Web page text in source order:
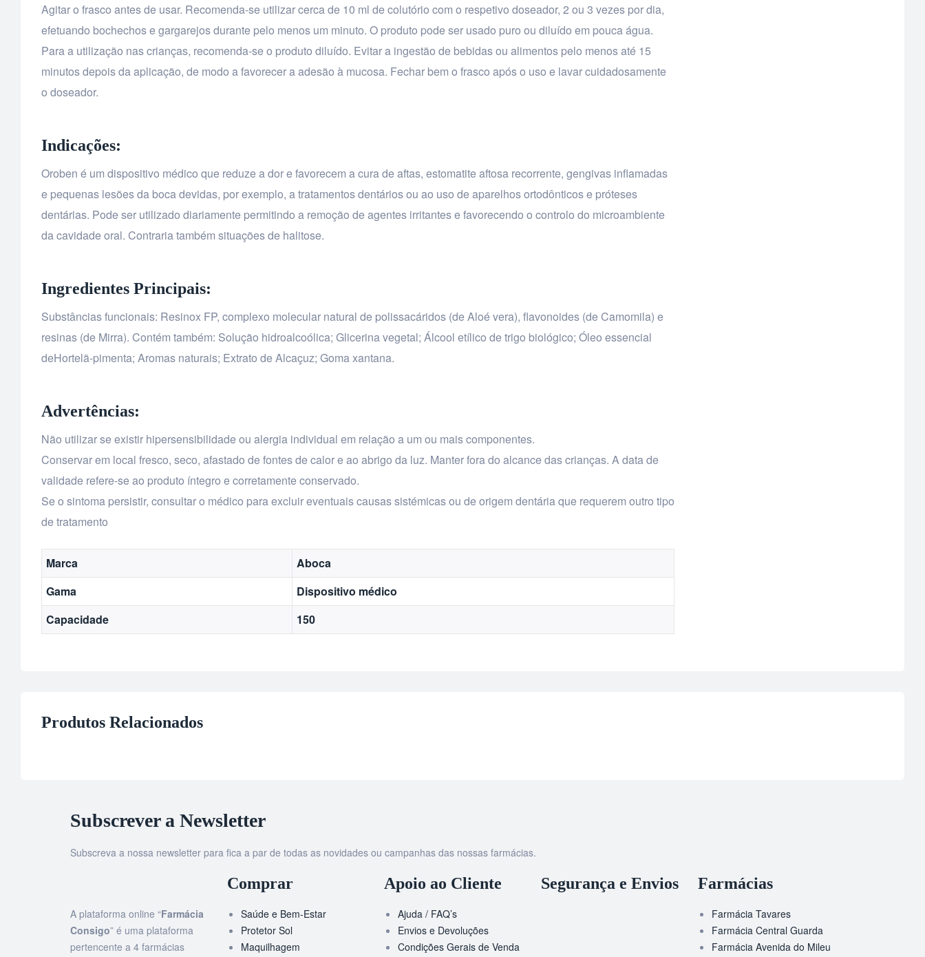
Agitar o frasco antes de usar. Recomenda-se utilizar cerca de 10 ml de colutório com o respetivo doseador, 2 ou 3 vezes por dia,
efetuando bochechos e gargarejos durante pelo menos um minuto. O produto pode ser usado puro ou diluído em pouca água.
Para a utilização nas crianças, recomenda-se o produto diluído. Evitar a ingestão de bebidas ou alimentos pelo menos até 15
minutos depois da aplicação, de modo a favorecer a adesão à mucosa. Fechar bem o frasco após o uso e lavar cuidadosamente
o doseador.
Indicações:
Oroben é um dispositivo médico que reduze a dor e favorecem a cura de aftas, estomatite aftosa recorrente, gengivas inflamadas
e pequenas lesões da boca devidas, por exemplo, a tratamentos dentários ou ao uso de aparelhos ortodônticos e próteses
dentárias. Pode ser utilizado diariamente permitindo a remoção de agentes irritantes e favorecendo o controlo do microambiente
da cavidade oral. Contraria também situações de halitose.
Ingredientes Principais:
Substâncias funcionais: Resinox FP, complexo molecular natural de polissacáridos (de Aloé vera), flavonoides (de Camomila) e
resinas (de Mirra). Contém também: Solução hidroalcoólica; Glicerina vegetal; Álcool etílico de trigo biológico; Óleo essencial
deHortelã-pimenta; Aromas naturais; Extrato de Alcaçuz; Goma xantana.
Advertências:
Não utilizar se existir hipersensibilidade ou alergia individual em relação a um ou mais componentes.
Conservar em local fresco, seco, afastado de fontes de calor e ao abrigo da luz. Manter fora do alcance das crianças. A data de
validade refere-se ao produto íntegro e corretamente conservado.
Se o sintoma persistir, consultar o médico para excluir eventuais causas sistémicas ou de origem dentária que requerem outro tipo
de tratamento
Marca
Aboca
Gama
Dispositivo médico
Capacidade
150
Produtos Relacionados
Subscrever a Newsletter
Subscreva a nossa newsletter para fica a par de todas as novidades ou campanhas das nossas farmácias.
A plataforma online “Farmácia
Consigo” é uma plataforma
pertencente a 4 farmácias
Comprar
Saúde e Bem-Estar
Protetor Sol
Maquilhagem
Apoio ao Cliente
Ajuda / FAQ’s
Envios e Devoluções
Condições Gerais de Venda
Segurança e Envios Farmácias
Farmácia Tavares
Farmácia Central Guarda
Farmácia Avenida do Mileu